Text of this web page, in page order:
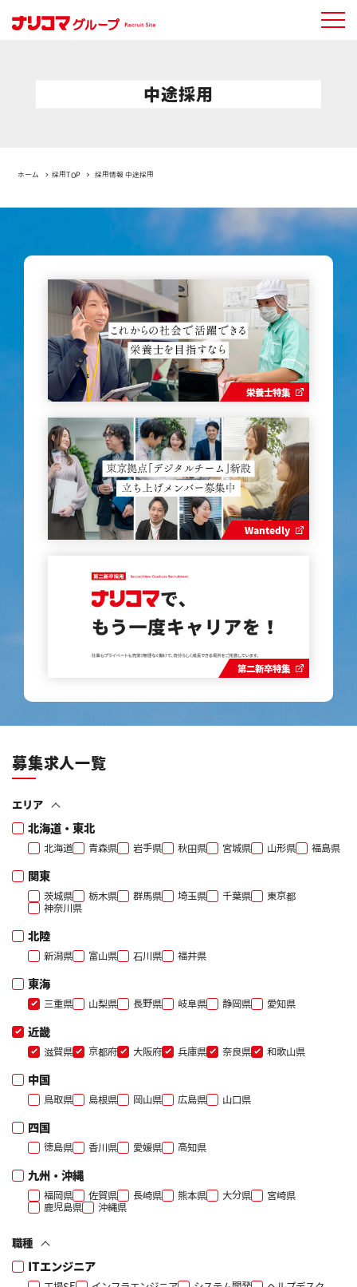
中途採用
ホーム 採用TOP 採用情報 中途採用
栄養士特集
Wantedly
第二新卒特集
募集求人一覧
エリア
北海道・東北
北海道 青森県 岩手県 秋田県 宮城県 山形県 福島県
関東
茨城県 栃木県 群馬県 埼玉県 千葉県
東京都
神奈川県
北陸
新潟県 富山県 石川県 福井県
東海
三重県 山梨県 長野県 岐阜県 静岡県 愛知県
近畿
滋賀県 京都府 大阪府 兵庫県 奈良県 和歌山県
中国
鳥取県 島根県 岡山県 広島県 山口県
四国
徳島県 香川県 愛媛県 高知県
九州・沖縄
福岡県 佐賀県 長崎県 熊本県 大分県
宮崎県
鹿児島県
沖縄県
職種
ITエンジニア